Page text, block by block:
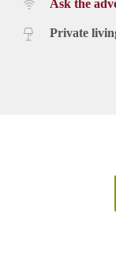
Ask the
Private